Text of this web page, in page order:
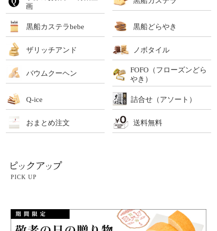
画
黒船カステラbebe 黒船どらやき
ザリッチアンド ノボタイル
バウムクーヘン
FOFO（フローズンどら
やき）
Q-ice 詰合せ（アソート）
おまとめ注文 送料無料
PICK UP